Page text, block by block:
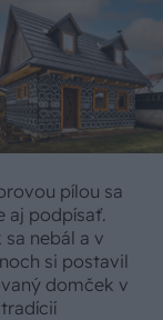
pílou sa
aj podpísať.
sa nebál a v
si postavil
domček v